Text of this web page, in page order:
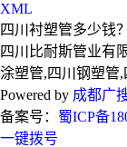
XML
四川衬塑管多少钱
四川比耐斯管业有
涂塑管,四川钢塑管
Powered by 成都广
备案号： 蜀ICP备
一键拨号